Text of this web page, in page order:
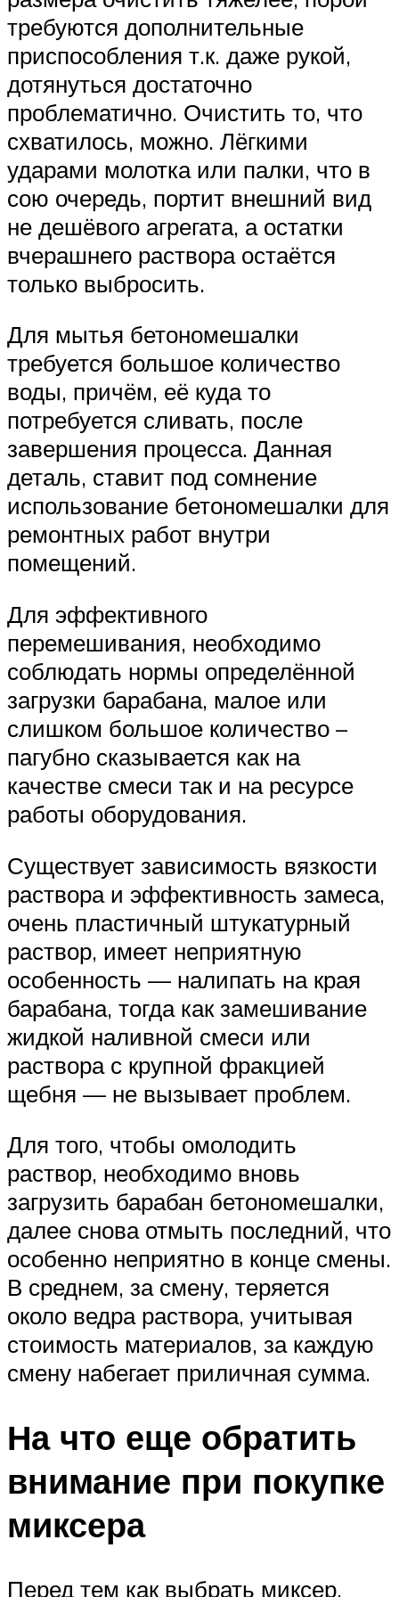
требуются дополнительные
приспособления т.к. даже рукой,
дотянуться достаточно
проблематично. Очистить то, что
схватилось, можно. Лёгкими
ударами молотка или палки, что в
сою очередь, портит внешний вид
не дешёвого агрегата, а остатки
вчерашнего раствора остаётся
только выбросить.
Для мытья бетономешалки
требуется большое количество
воды, причём, её куда то
потребуется сливать, после
завершения процесса. Данная
деталь, ставит под сомнение
использование бетономешалки для
ремонтных работ внутри
помещений.
Для эффективного
перемешивания, необходимо
соблюдать нормы определённой
загрузки барабана, малое или
слишком большое количество –
пагубно сказывается как на
качестве смеси так и на ресурсе
работы оборудования.
Существует зависимость вязкости
раствора и эффективность замеса,
очень пластичный штукатурный
раствор, имеет неприятную
особенность — налипать на края
барабана, тогда как замешивание
жидкой наливной смеси или
раствора с крупной фракцией
щебня — не вызывает проблем.
Для того, чтобы омолодить
раствор, необходимо вновь
загрузить барабан бетономешалки,
далее снова отмыть последний, что
особенно неприятно в конце смены.
В среднем, за смену, теряется
около ведра раствора, учитывая
стоимость материалов, за каждую
смену набегает приличная сумма.
На что еще обратить
внимание при покупке
миксера
Перед тем как выбрать миксер,